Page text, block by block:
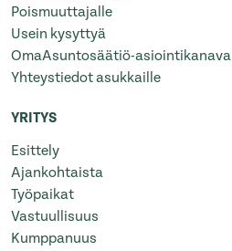
Poismuuttajalle
Usein kysyttyä
OmaAsuntosäätiö-asiointikanava
Yhteystiedot asukkaille
YRITYS
Esittely
Ajankohtaista
Työpaikat
Vastuullisuus
Kumppanuus